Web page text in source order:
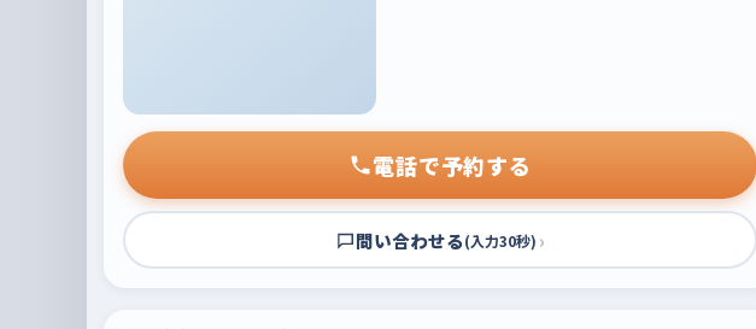
電話で予約する
問い合わせる(入力30秒) ›